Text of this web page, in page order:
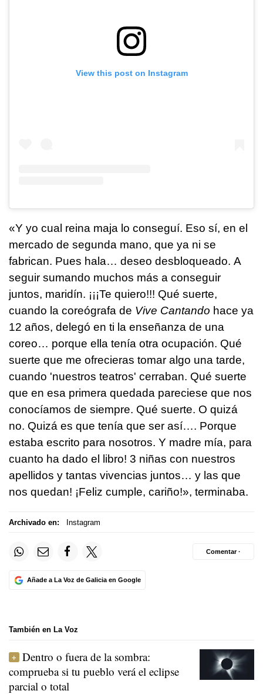
View this post on Instagram
«Y yo cual reina maja lo conseguí. Eso sí, en el
mercado de segunda mano, que ya ni se
fabrican. Pues hala… deseo desbloqueado. A
seguir sumando muchos más a conseguir
juntos, maridín. ¡¡¡Te quiero!!! Qué suerte,
cuando la coreógrafa de Vive Cantando hace ya
12 años, delegó en ti la enseñanza de una
coreo… porque ella tenía otra ocupación. Qué
suerte que me ofrecieras tomar algo una tarde,
cuando 'nuestros teatros' cerraban. Qué suerte
que en esa primera quedada pareciese que nos
conocíamos de siempre. Qué suerte. O quizá
no. Quizá es que tenía que ser así…. Porque
estaba escrito para nosotros. Y madre mía, para
cuanto ha dado el libro! 3 niñas con nuestros
apellidos y tantas vivencias juntos… y las que
nos quedan! ¡Feliz cumple, cariño!», terminaba.
Archivado en: Instagram
Añade a La Voz de Galicia en Google
Comentar ·
También en La Voz
Dentro o fuera de la sombra:
comprueba si tu pueblo verá el eclipse
parcial o total